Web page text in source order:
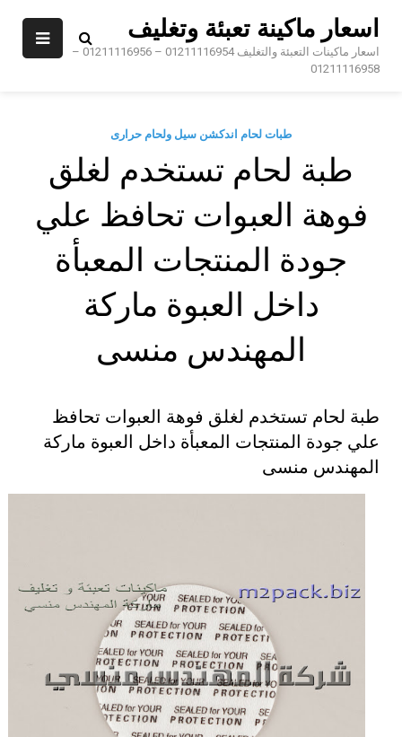
اسعار ماكينة تعبئة وتغليف
اسعار ماكينات التعبئة والتغليف 01211116954 – 01211116956 –
01211116958
طبات لحام اندكشن سيل ولحام حرارى
طبة لحام تستخدم لغلق
فوهة العبوات تحافظ علي
جودة المنتجات المعبأة
داخل العبوة ماركة
المهندس منسى
طبة لحام تستخدم لغلق فوهة العبوات تحافظ
علي جودة المنتجات المعبأة داخل العبوة ماركة
المهندس منسى